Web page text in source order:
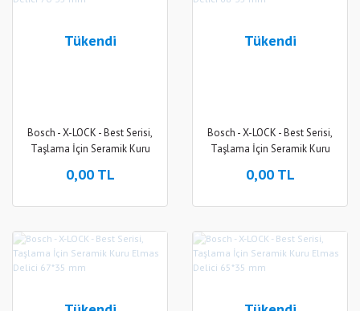
Tükendi
Bosch - X-LOCK - Best Serisi,
Taşlama İçin Seramik Kuru
0,00 TL
Tükendi
Bosch - X-LOCK - Best Serisi,
Taşlama İçin Seramik Kuru
0,00 TL